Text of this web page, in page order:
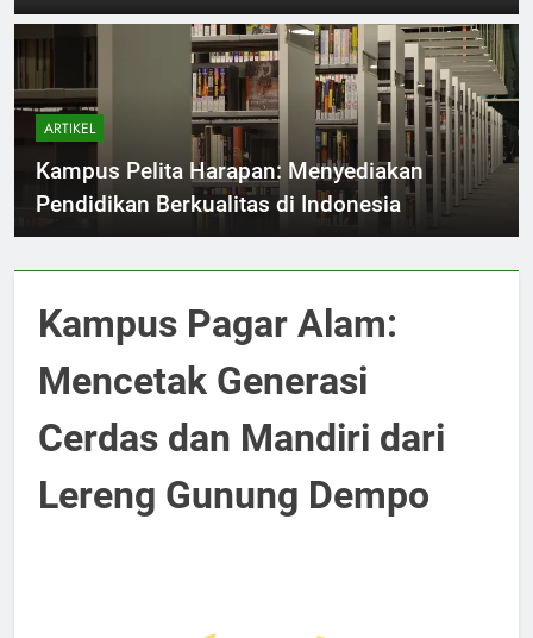
ARTIKEL
Kampus Pelita Harapan: Menyediakan
Pendidikan Berkualitas di Indonesia
Kampus Pagar Alam:
Mencetak Generasi
Cerdas dan Mandiri dari
Lereng Gunung Dempo